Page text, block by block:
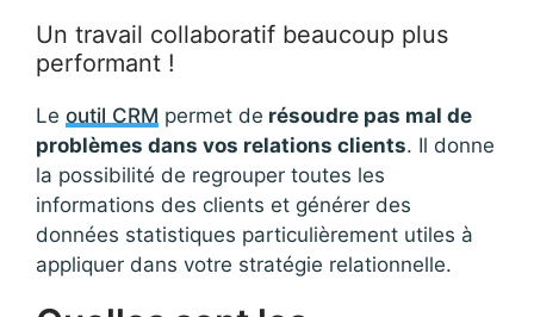
Un travail collaboratif beaucoup plus
performant !
Le outil CRM permet de résoudre pas mal de
problèmes dans vos relations clients. Il donne
la possibilité de regrouper toutes les
informations des clients et générer des
données statistiques particulièrement utiles à
appliquer dans votre stratégie relationnelle.